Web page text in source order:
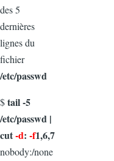
des 5
dernières
lignes du
fichier
/etc/passwd
$tail -5
/etc/passwd |
cut-d: -f1,6,7
nobody:/none